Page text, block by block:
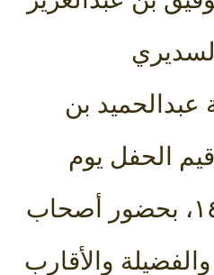
السديري
عبدالحميد بن
الحفل يوم
السبت ٢٣-٥-١٤٤٤، بحضور أصحاب
والأقارب